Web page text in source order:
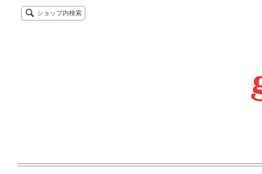
ショップ内検索